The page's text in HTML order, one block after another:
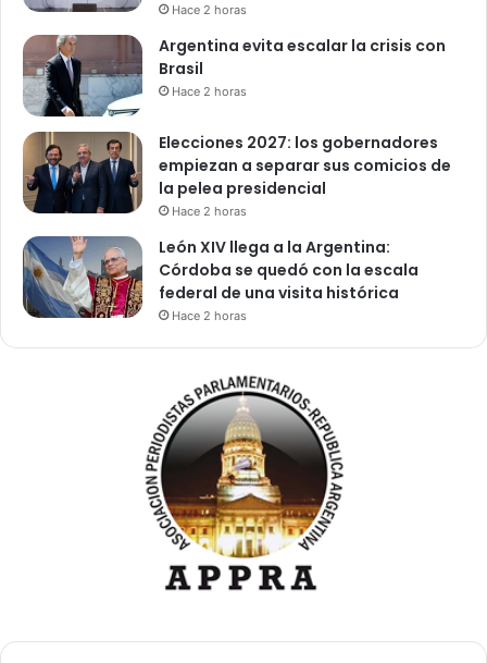
Hace 2 horas
Argentina evita escalar la crisis con
Brasil
Hace 2 horas
Elecciones 2027: los gobernadores
empiezan a separar sus comicios de
la pelea presidencial
Hace 2 horas
León XIV llega a la Argentina:
Córdoba se quedó con la escala
federal de una visita histórica
Hace 2 horas